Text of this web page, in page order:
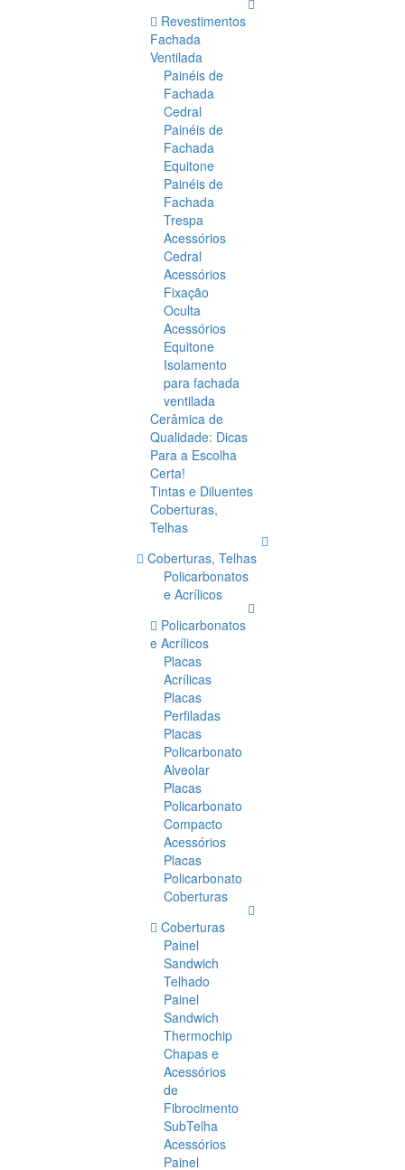
Revestimentos
Fachada
Ventilada
Painéis de
Fachada
Cedral
Painéis de
Fachada
Equitone
Painéis de
Fachada
Trespa
Acessórios
Cedral
Acessórios
Fixação
Oculta
Acessórios
Equitone
Isolamento
para fachada
ventilada
Cerâmica de
Qualidade: Dicas
Para a Escolha
Certa!
Tintas e Diluentes
Coberturas,
Telhas
Coberturas, Telhas
Policarbonatos
e Acrílicos
Policarbonatos
e Acrílicos
Placas
Acrílicas
Placas
Perfiladas
Placas
Policarbonato
Alveolar
Placas
Policarbonato
Compacto
Acessórios
Placas
Policarbonato
Coberturas
Coberturas
Painel
Sandwich
Telhado
Painel
Sandwich
Thermochip
Chapas e
Acessórios
de
Fibrocimento
SubTelha
Acessórios
Painel